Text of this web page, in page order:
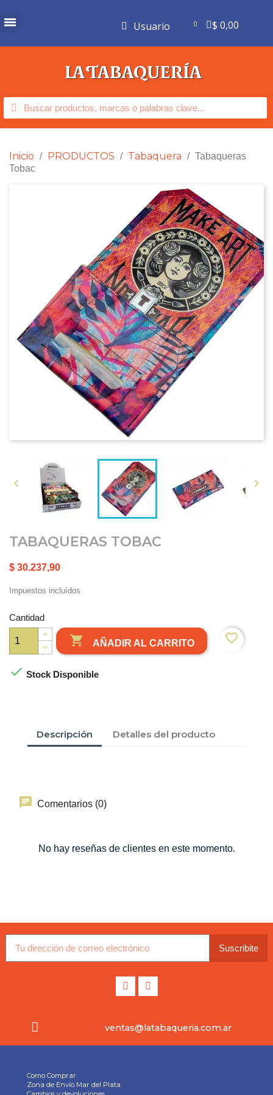
Usuario $ 0,00
Inicio PRODUCTOS Tabaquera
Tabaqueras
Tobac
 
TABAQUERAS TOBAC
$ 30.237,90
Impuestos incluídos
Cantidad
 AÑADIR AL CARRITO favorite_border
 Stock Disponible
Descripción Detalles del producto
Comentarios (0)
No hay reseñas de clientes en este momento.
Suscribite
ventas@latabaqueria.com.ar
Como Comprar
Zona de Envío Mar del Plata